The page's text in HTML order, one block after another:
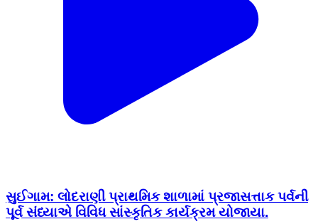
સુઈગામ: લોદરાણી પ્રાથમિક શાળામાં પ્રજાસત્તાક પર્વની
પૂર્વ સંધ્યાએ વિવિધ સાંસ્કૃતિક કાર્યક્રમ યોજાયા.